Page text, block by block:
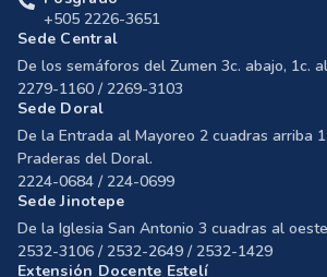
+505 2226-3651
Sede Central
De los semáforos del Zumen 3c. abajo, 1c.
2279-1160 / 2269-3103
Sede Doral
De la Entrada al Mayoreo 2 cuadras arriba
Praderas del Doral.
2224-0684 / 224-0699
Sede Jinotepe
De la Iglesia San Antonio 3 cuadras al
2532-3106 / 2532-2649 / 2532-1429
Extensión Docente Estelí